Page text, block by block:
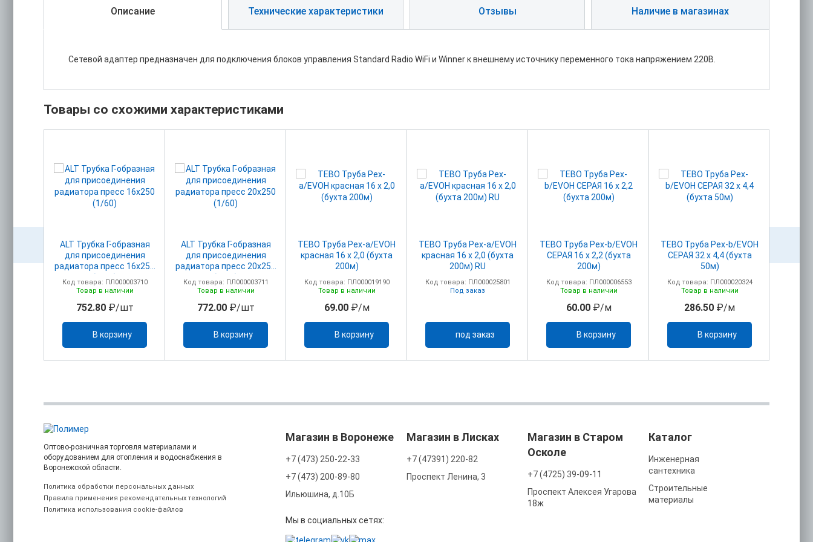
Описание Технические характеристики Отзывы Наличие в магазинах
Сетевой адаптер предназначен для подключения блоков управления Standard Radio WiFi и Winner к внешнему источнику переменного тока напряжением 220В.
Товары со схожими характеристиками
ALT Трубка Г-образная
для присоединения
радиатора пресс 16х250
Код товара: ПЛ000003710
Товар в наличии
752.80₽/шт
В корзину
ALT Трубка Г-образная
для присоединения
радиатора пресс 20х250
Код товара: ПЛ000003711
Товар в наличии
772.00₽/шт
В корзину
TEBO Труба Pex-a/EVOH
красная 16 х 2,0 (бухта
200м)
Код товара: ПЛ000019190
Товар в наличии
69.00₽/м
В корзину
TEBO Труба Pex-a/EVOH
красная 16 х 2,0 (бухта
200м) RU
Код товара: ПЛ000025801
Под заказ
под заказ
TEBO Труба Pex-b/EVOH
СЕРАЯ 16 х 2,2 (бухта
200м)
Код товара: ПЛ000006553
Товар в наличии
60.00₽/м
В корзину
TEBO Труба Pex-b/EVOH
СЕРАЯ 32 х 4,4 (бухта
50м)
Код товара: ПЛ000020324
Товар в наличии
286.50 ₽/м
В корзину
Оптово-розничная торговля материалами и
оборудованием для отопления и водоснабжения в
Воронежской области.
Политика обработки персональных данных
Правила применения рекомендательных технологий
Политика использования cookie-файлов
Магазин в Воронеже
+7 (473) 250-22-33
+7 (473) 200-89-80
Ильюшина, д.10Б
Мы в социальных сетях:
Магазин в Лисках
+7 (47391) 220-82
Проспект Ленина, 3
Магазин в Старом
Осколе
+7 (4725) 39-09-11
Проспект Алексея Угарова
18ж
Каталог
Инженерная
сантехника
Строительные
материалы